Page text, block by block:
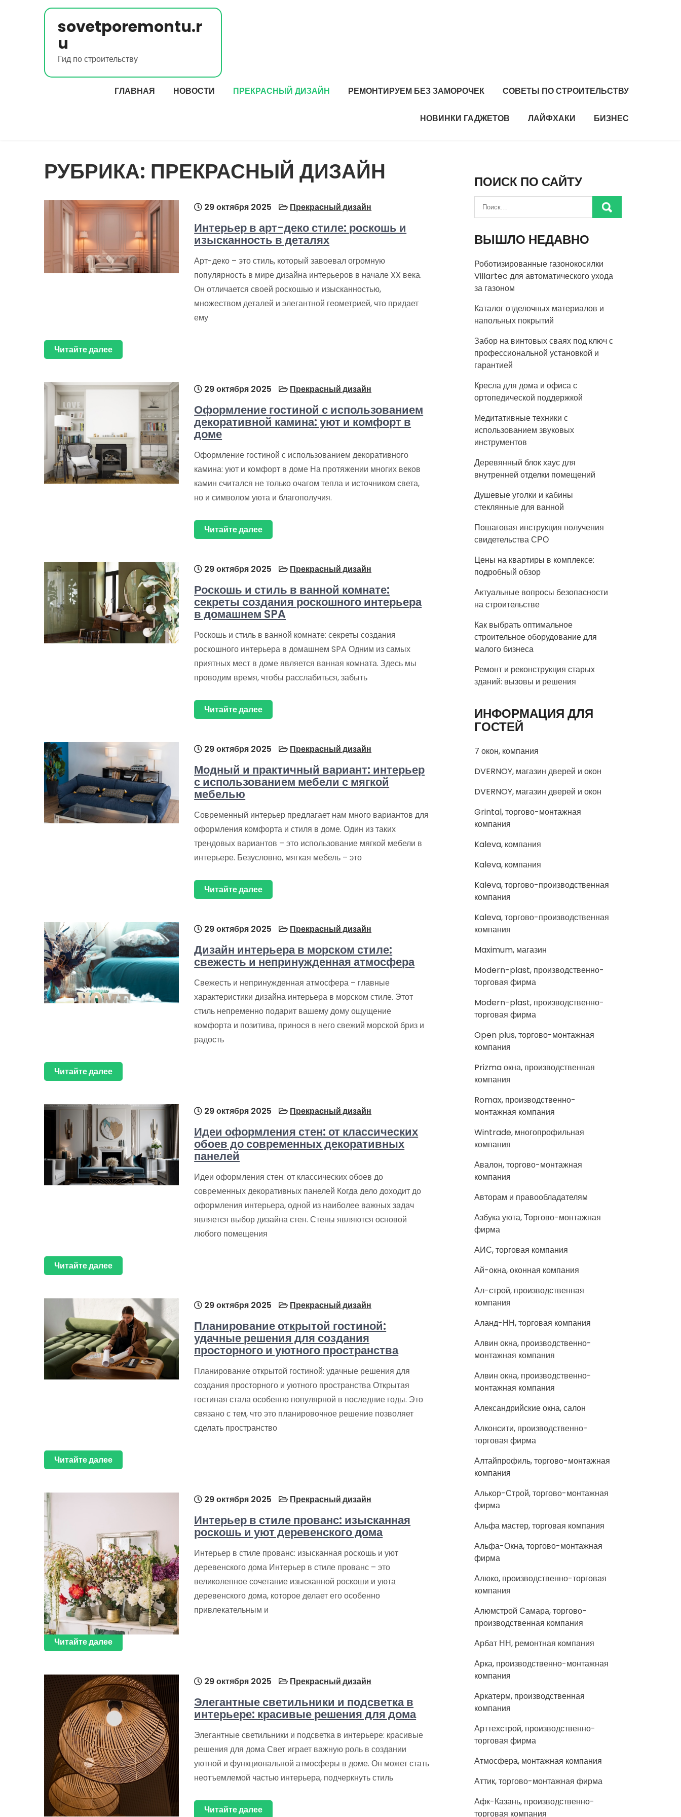
sovetporemontu.r
u
Гид по строительству
ГЛАВНАЯ НОВОСТИ ПРЕКРАСНЫЙ ДИЗАЙН РЕМОНТИРУЕМ БЕЗ ЗАМОРОЧЕК СОВЕТЫ ПО СТРОИТЕЛЬСТВУ
НОВИНКИ ГАДЖЕТОВ ЛАЙФХАКИ БИЗНЕС
РУБРИКА: ПРЕКРАСНЫЙ ДИЗАЙН
29 октября 2025 Прекрасный дизайн
Интерьер в арт-деко стиле: роскошь и
изысканность в деталях
Арт-деко – это стиль, который завоевал огромную
популярность в мире дизайна интерьеров в начале XX века.
Он отличается своей роскошью и изысканностью,
множеством деталей и элегантной геометрией, что придает
ему
Читайте далее
29 октября 2025 Прекрасный дизайн
Оформление гостиной с использованием
декоративной камина: уют и комфорт в
доме
Оформление гостиной с использованием декоративного
камина: уют и комфорт в доме На протяжении многих веков
камин считался не только очагом тепла и источником света,
но и символом уюта и благополучия.
Читайте далее
29 октября 2025 Прекрасный дизайн
Роскошь и стиль в ванной комнате:
секреты создания роскошного интерьера
в домашнем SPA
Роскошь и стиль в ванной комнате: секреты создания
роскошного интерьера в домашнем SPA Одним из самых
приятных мест в доме является ванная комната. Здесь мы
проводим время, чтобы расслабиться, забыть
Читайте далее
29 октября 2025 Прекрасный дизайн
Модный и практичный вариант: интерьер
с использованием мебели с мягкой
мебелью
Современный интерьер предлагает нам много вариантов для
оформления комфорта и стиля в доме. Один из таких
трендовых вариантов – это использование мягкой мебели в
интерьере. Безусловно, мягкая мебель – это
Читайте далее
29 октября 2025 Прекрасный дизайн
Дизайн интерьера в морском стиле:
свежесть и непринужденная атмосфера
Свежесть и непринужденная атмосфера – главные
характеристики дизайна интерьера в морском стиле. Этот
стиль непременно подарит вашему дому ощущение
комфорта и позитива, принося в него свежий морской бриз и
радость
Читайте далее
29 октября 2025 Прекрасный дизайн
Идеи оформления стен: от классических
обоев до современных декоративных
панелей
Идеи оформления стен: от классических обоев до
современных декоративных панелей Когда дело доходит до
оформления интерьера, одной из наиболее важных задач
является выбор дизайна стен. Стены являются основой
любого помещения
Читайте далее
29 октября 2025 Прекрасный дизайн
Планирование открытой гостиной:
удачные решения для создания
просторного и уютного пространства
Планирование открытой гостиной: удачные решения для
создания просторного и уютного пространства Открытая
гостиная стала особенно популярной в последние годы. Это
связано с тем, что это планировочное решение позволяет
сделать пространство
Читайте далее
29 октября 2025 Прекрасный дизайн
Интерьер в стиле прованс: изысканная
роскошь и уют деревенского дома
Интерьер в стиле прованс: изысканная роскошь и уют
деревенского дома Интерьер в стиле прованс – это
великолепное сочетание изысканной роскоши и уюта
деревенского дома, которое делает его особенно
привлекательным и
Читайте далее
29 октября 2025 Прекрасный дизайн
Элегантные светильники и подсветка в
интерьере: красивые решения для дома
Элегантные светильники и подсветка в интерьере: красивые
решения для дома Свет играет важную роль в создании
уютной и функциональной атмосферы в доме. Он может стать
неотъемлемой частью интерьера, подчеркнуть стиль
Читайте далее
ПОИСК ПО САЙТУ
ВЫШЛО НЕДАВНО
Роботизированные газонокосилки
Villartec для автоматического ухода
за газоном
Каталог отделочных материалов и
напольных покрытий
Забор на винтовых сваях под ключ с
профессиональной установкой и
гарантией
Кресла для дома и офиса с
ортопедической поддержкой
Медитативные техники с
использованием звуковых
инструментов
Деревянный блок хаус для
внутренней отделки помещений
Душевые уголки и кабины
стеклянные для ванной
Пошаговая инструкция получения
свидетельства СРО
Цены на квартиры в комплексе:
подробный обзор
Актуальные вопросы безопасности
на строительстве
Как выбрать оптимальное
строительное оборудование для
малого бизнеса
Ремонт и реконструкция старых
зданий: вызовы и решения
ИНФОРМАЦИЯ ДЛЯ
ГОСТЕЙ
7 окон, компания
DVERNOY, магазин дверей и окон
DVERNOY, магазин дверей и окон
Grintal, торгово-монтажная
компания
Kaleva, компания
Kaleva, компания
Kaleva, торгово-производственная
компания
Kaleva, торгово-производственная
компания
Maximum, магазин
Modern-plast, производственно-
торговая фирма
Modern-plast, производственно-
торговая фирма
Open plus, торгово-монтажная
компания
Prizma окна, производственная
компания
Romax, производственно-
монтажная компания
Wintrade, многопрофильная
компания
Авалон, торгово-монтажная
компания
Авторам и правообладателям
Азбука уюта, Торгово-монтажная
фирма
АИС, торговая компания
Ай-окна, оконная компания
Ал-строй, производственная
компания
Аланд-НН, торговая компания
Алвин окна, производственно-
монтажная компания
Алвин окна, производственно-
монтажная компания
Александрийские окна, салон
Алконсити, производственно-
торговая фирма
Алтайпрофиль, торгово-монтажная
компания
Алькор-Строй, торгово-монтажная
фирма
Альфа мастер, торговая компания
Альфа-Окна, торгово-монтажная
фирма
Алюко, производственно-торговая
компания
Алюмстрой Самара, торгово-
производственная компания
Арбат НН, ремонтная компания
Арка, производственно-монтажная
компания
Аркатерм, производственная
компания
Арттехстрой, производственно-
торговая фирма
Атмосфера, монтажная компания
Аттик, торгово-монтажная фирма
Афк-Казань, производственно-
торговая компания